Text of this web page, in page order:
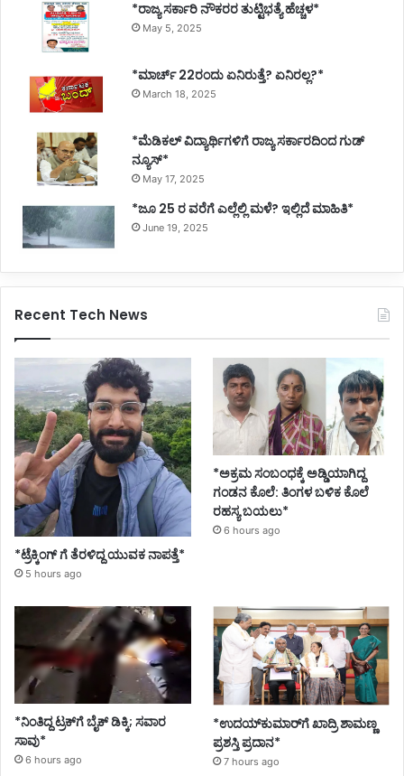
*ರಾಜ್ಯ ಸರ್ಕಾರಿ ನೌಕರರ ತುಟ್ಟಿಭತ್ಯೆ ಹೆಚ್ಚಳ*
May 5, 2025
*ಮಾರ್ಚ್ 22ರಂದು ಏನಿರುತ್ತೆ? ಏನಿರಲ್ಲ?*
March 18, 2025
*ಮೆಡಿಕಲ್ ವಿದ್ಯಾರ್ಥಿಗಳಿಗೆ ರಾಜ್ಯ ಸರ್ಕಾರದಿಂದ ಗುಡ್
ನ್ಯೂಸ್*
May 17, 2025
*ಜೂ 25 ರ ವರೆಗೆ ಎಲ್ಲೆಲ್ಲಿ ಮಳೆ? ಇಲ್ಲಿದೆ ಮಾಹಿತಿ*
June 19, 2025
Recent Tech News
*ಟ್ರೆಕ್ಕಿಂಗ್ ಗೆ ತೆರಳಿದ್ದ ಯುವಕ ನಾಪತ್ತೆ*
5 hours ago
*ಅಕ್ರಮ ಸಂಬಂಧಕ್ಕೆ ಅಡ್ಡಿಯಾಗಿದ್ದ
ಗಂಡನ ಕೊಲೆ: ತಿಂಗಳ ಬಳಿಕ ಕೊಲೆ
ರಹಸ್ಯ ಬಯಲು*
6 hours ago
*ನಿಂತಿದ್ದ ಟ್ರಕ್‌ಗೆ ಬೈಕ್ ಡಿಕ್ಕಿ; ಸವಾರ
ಸಾವು*
6 hours ago
*ಉದಯ್‌ಕುಮಾರ್‌ಗೆ ಖಾದ್ರಿ ಶಾಮಣ್ಣ
ಪ್ರಶಸ್ತಿ ಪ್ರದಾನ*
7 hours ago